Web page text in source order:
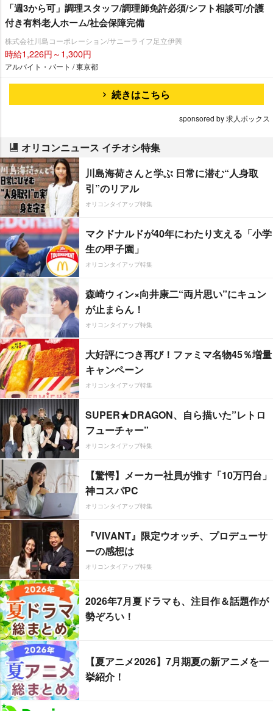
「週3から可」調理スタッフ/調理師免許必須/シフト相談可/介護
付き有料老人ホーム/社会保障完備
株式会社川島コーポレーション/サニーライフ足立伊興
時給1,226円～1,300円
アルバイト・パート / 東京都
続きはこちら
sponsored by 求人ボックス
オリコンニュース イチオシ特集
川島海荷さんと学ぶ 日常に潜む“人身取
引”のリアル
オリコンタイアップ特集
マクドナルドが40年にわたり支える「小学
生の甲子園」
オリコンタイアップ特集
森崎ウィン×向井康二“両片思い”にキュン
が止まらん！
オリコンタイアップ特集
大好評につき再び！ファミマ名物45％増量
キャンペーン
オリコンタイアップ特集
SUPER★DRAGON、自ら描いた”レトロ
フューチャー”
オリコンタイアップ特集
【驚愕】メーカー社員が推す「10万円台」
神コスパPC
オリコンタイアップ特集
『VIVANT』限定ウオッチ、プロデューサ
ーの感想は
オリコンタイアップ特集
2026年7月夏ドラマも、注目作＆話題作が
勢ぞろい！
【夏アニメ2026】7月期夏の新アニメを一
挙紹介！